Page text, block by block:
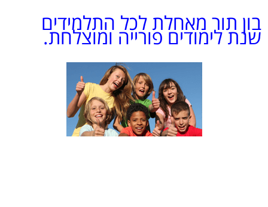
בון תור מאחלת לכל התלמידים
שנת לימודים פורייה ומוצלחת.